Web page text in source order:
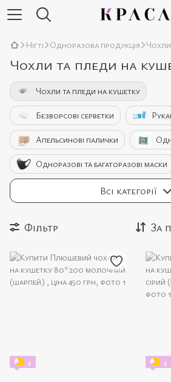
Нігті Одноразова продукція
Чохли та пледи на
Чохли та пледи на кушетку
Безворсові серветки
Апельсинові палички
Одноразові та багаторазові маски
Набори одноразової продукції
Всі категорії
Фільтр За
4 4